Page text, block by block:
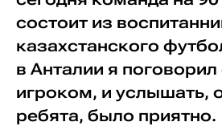
состоит из
казахстанского
в Анталии я
игроком, и услышать,
ребята, было приятно.